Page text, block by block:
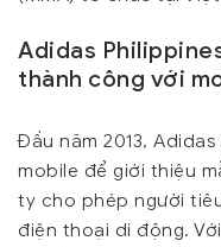
Adidas
thành công với
Đầu năm 2013,
mobile để giới thiệu
ty cho phép người
điện thoại di động.